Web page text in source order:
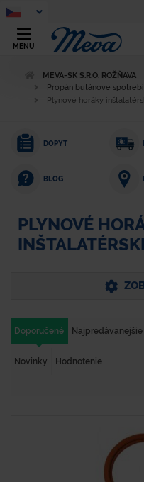
MENU
MEVA-SK S.R.O. ROŽŇAVA
Propán butánove
Plynové horáky
DOPYT
BLOG
PLYNOVÉ
Doporučené Najpredávanejšie
Novinky Hodnotenie